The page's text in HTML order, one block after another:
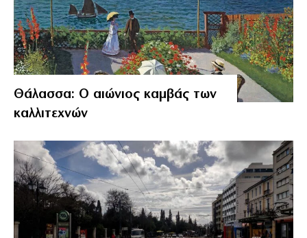
Θάλασσα: Ο αιώνιος καμβάς των
καλλιτεχνών